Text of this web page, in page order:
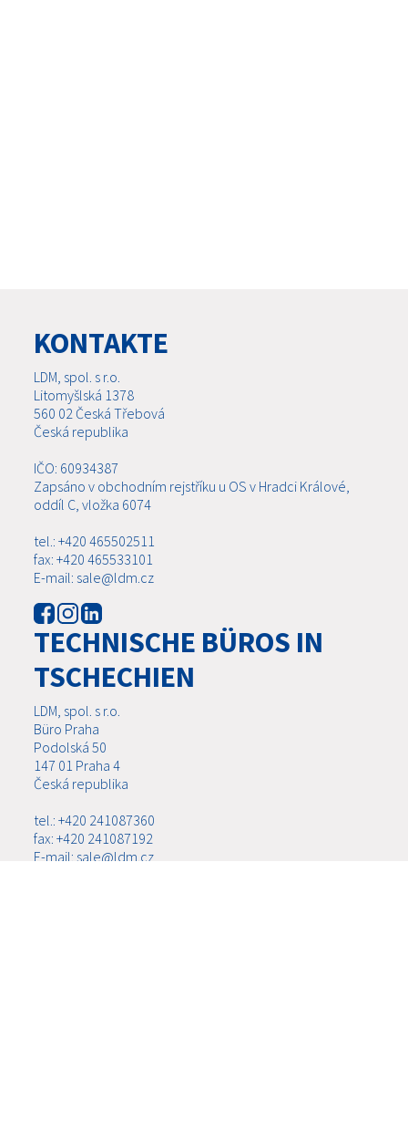
KONTAKTE
LDM, spol. s r.o.
Litomyšlská 1378
560 02 Česká Třebová
Česká republika
IČO: 60934387
Zapsáno v obchodním rejstříku u OS v Hradci Králové,
oddíl C, vložka 6074
tel.: +420 465502511
fax: +420 465533101
E-mail: sale@ldm.cz
TECHNISCHE BÜROS IN
TSCHECHIEN
LDM, spol. s r.o.
Büro Praha
Podolská 50
147 01 Praha 4
Česká republika
tel.: +420 241087360
fax: +420 241087192
E-mail: sale@ldm.cz